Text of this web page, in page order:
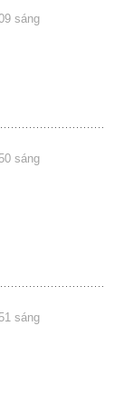
sáng
sáng
sáng